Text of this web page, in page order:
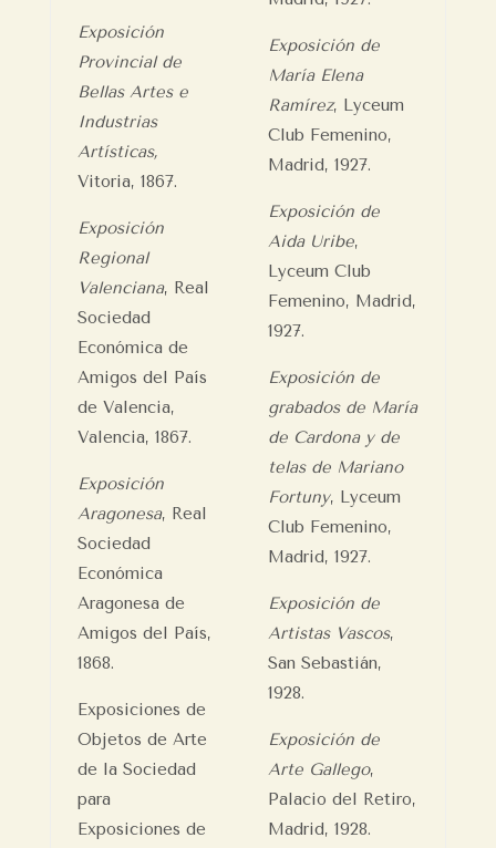
Exposición
Provincial de
Bellas Artes e
Industrias
Artísticas,
Vitoria, 1867.
Exposición
Regional
Valenciana, Real
Sociedad
Económica de
Amigos del País
de Valencia,
Valencia, 1867.
Exposición
Aragonesa, Real
Sociedad
Económica
Aragonesa de
Amigos del País,
1868.
Exposiciones de
Objetos de Arte
de la Sociedad
para
Exposiciones de
Exposición de
María Elena
Ramírez, Lyceum
Club Femenino,
Madrid, 1927.
Exposición de
Aida Uribe,
Lyceum Club
Femenino, Madrid,
1927.
Exposición de
grabados de María
de Cardona y de
telas de Mariano
Fortuny, Lyceum
Club Femenino,
Madrid, 1927.
Exposición de
Artistas Vascos,
San Sebastián,
1928.
Exposición de
Arte Gallego,
Palacio del Retiro,
Madrid, 1928.